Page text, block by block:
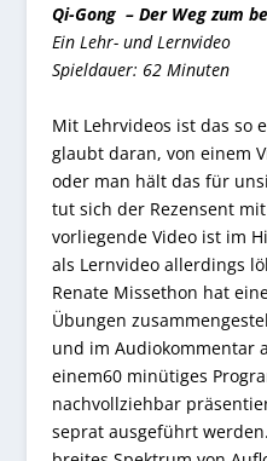
Qi-Gong – Der Weg zum
Ein Lehr- und Lernvideo
Spieldauer: 62 Minuten
Mit Lehrvideos ist das so
glaubt daran, von einem
oder man hält das für
tut sich der Rezensent
vorliegende Video ist im
als Lernvideo allerdings
Renate Missethon hat
Übungen
und im Audiokommentar
einem60 minütiges
nachvollziehbar
seprat ausgeführt